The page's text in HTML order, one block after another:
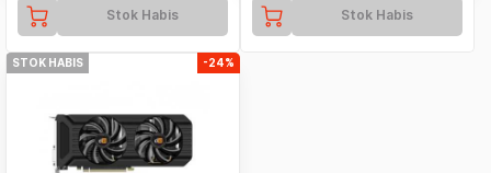
Stok Habis Stok Habis
STOK HABIS -24%